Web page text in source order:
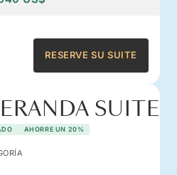
RESERVE SU SUITE
SUITE
AHORRE UN 20%